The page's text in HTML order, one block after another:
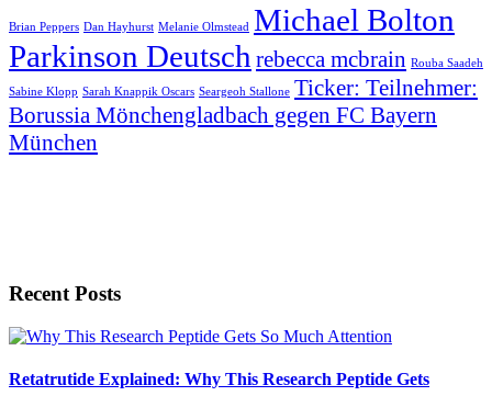
Brian Peppers Dan Hayhurst Melanie Olmstead Michael Bolton
Parkinson Deutsch rebecca mcbrain Rouba Saadeh
Sabine Klopp Sarah Knappik Oscars Seargeoh Stallone Ticker: Teilnehmer:
Borussia Mönchengladbach gegen FC Bayern
München
Recent Posts
Retatrutide Explained: Why This Research Peptide Gets